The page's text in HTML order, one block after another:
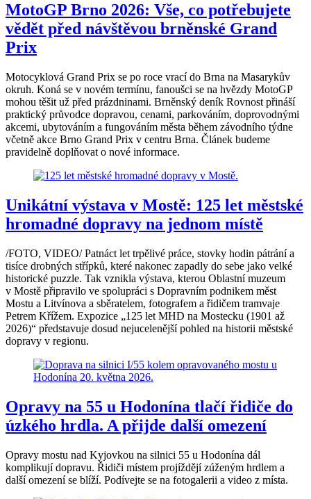
MotoGP Brno 2026: Vše, co potřebujete
vědět před návštěvou brněnské Grand
Prix
Motocyklová Grand Prix se po roce vrací do Brna na Masarykův
okruh. Koná se v novém termínu, fanoušci se na hvězdy MotoGP
mohou těšit už před prázdninami. Brněnský deník Rovnost přináší
praktický průvodce dopravou, cenami, parkováním, doprovodnými
akcemi, ubytováním a fungováním města během závodního týdne
včetně akce Brno Grand Prix v centru Brna. Článek budeme
pravidelně doplňovat o nové informace.
Unikátní výstava v Mostě: 125 let městské
hromadné dopravy na jednom místě
/FOTO, VIDEO/ Patnáct let trpělivé práce, stovky hodin pátrání a
tisíce drobných střípků, které nakonec zapadly do sebe jako velké
historické puzzle. Tak vznikla výstava, kterou Oblastní muzeum
v Mostě připravilo ve spolupráci s Dopravním podnikem měst
Mostu a Litvínova a sběratelem, fotografem a řidičem tramvaje
Petrem Křížem. Expozice „125 let MHD na Mostecku (1901 až
2026)“ představuje dosud nejucelenější pohled na historii městské
dopravy v regionu.
Opravy na 55 u Hodonína tlačí řidiče do
úzkého hrdla. A přijde další omezení
Opravy mostu nad Kyjovkou na silnici 55 u Hodonína dál
komplikují dopravu. Řidiči místem projíždějí zúženým hrdlem a
další omezení se blíží. Podívejte se na fotogalerii a video z místa.